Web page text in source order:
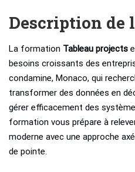
Description de
La formation Tableau projects
besoins croissants des
condamine, Monaco, qui
transformer des données en
gérer efficacement des
formation vous prépare à
moderne avec une approche
de pointe.